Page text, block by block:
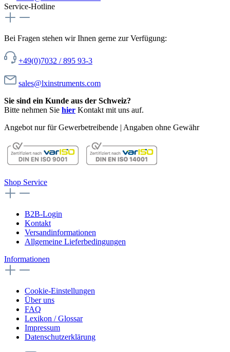
Service-Hotline
Bei Fragen stehen wir Ihnen gerne zur Verfügung:
+49(0)7032 / 895 93-3
sales@lxinstruments.com
Sie sind ein Kunde aus der Schweiz?
Bitte nehmen Sie hier Kontakt mit uns auf.
Angebot nur für Gewerbetreibende | Angaben ohne Gewähr
Shop Service
B2B-Login
Kontakt
Versandinformationen
Allgemeine Lieferbedingungen
Informationen
Cookie-Einstellungen
Über uns
FAQ
Lexikon / Glossar
Impressum
Datenschutzerklärung